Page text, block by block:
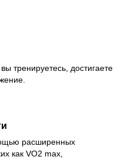
тренируетесь, достигаете
расширенных
как VO2 max,